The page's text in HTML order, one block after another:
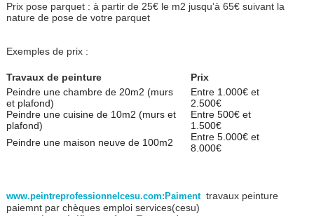
Prix pose parquet : à partir de 25€ le m2 jusqu’à 65€ suivant la
nature de pose de votre parquet
Exemples de prix :
Travaux de peinture
Prix
Peindre une chambre de 20m2 (murs
et plafond)
Entre 1.000€ et
2.500€
Peindre une cuisine de 10m2 (murs et
plafond)
Entre 500€ et
1.500€
Peindre une maison neuve de 100m2
Entre 5.000€ et
8.000€
www.peintreprofessionnelcesu.com:Paimenttravaux peinture
paiemnt par chèques emploi services(cesu)